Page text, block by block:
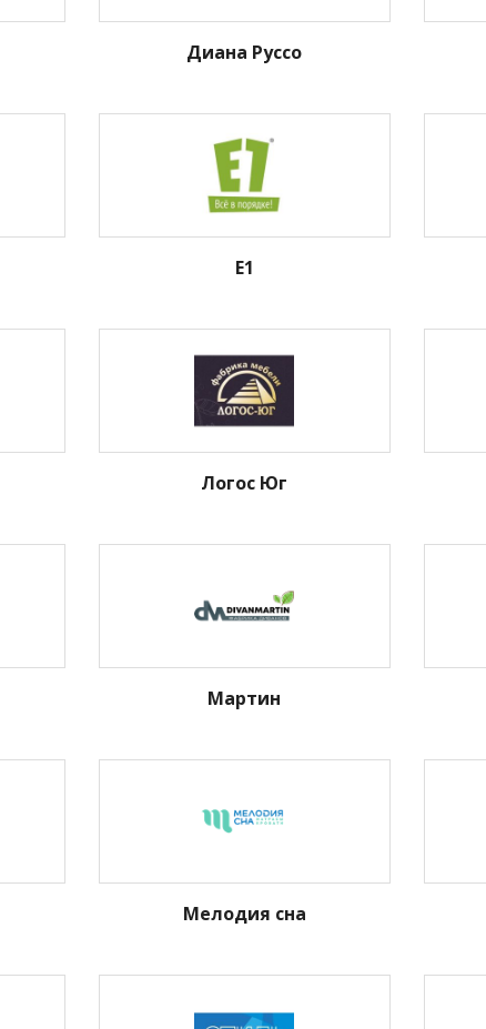
Диана Руссо
Е1
Логос Юг
Мартин
Мелодия сна